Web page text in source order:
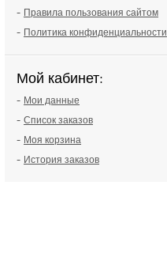
- Правила пользования сайтом
- Политика конфиденциальности
Мой кабинет:
- Мои данные
- Список заказов
- Моя корзина
- История заказов